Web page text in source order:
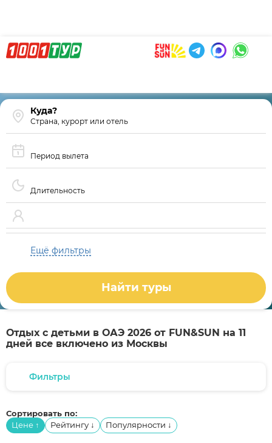
Страна, курорт или отель
Период вылета
Длительность
Ещё фильтры
Найти туры
Отдых с детьми в ОАЭ 2026 от FUN&SUN на 11
дней все включено из Москвы
Фильтры
Сортировать по:
Цене ↑ Рейтингу ↓ Популярности ↓